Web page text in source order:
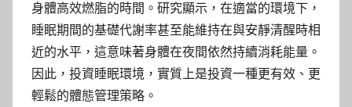
身體高效燃脂的時間。研究顯示，在適當的環境下，
睡眠期間的基礎代謝率甚至能維持在與安靜清醒時相
近的水平，這意味著身體在夜間依然持續消耗能量。
因此，投資睡眠環境，實質上是投資一種更有效、更
輕鬆的體態管理策略。